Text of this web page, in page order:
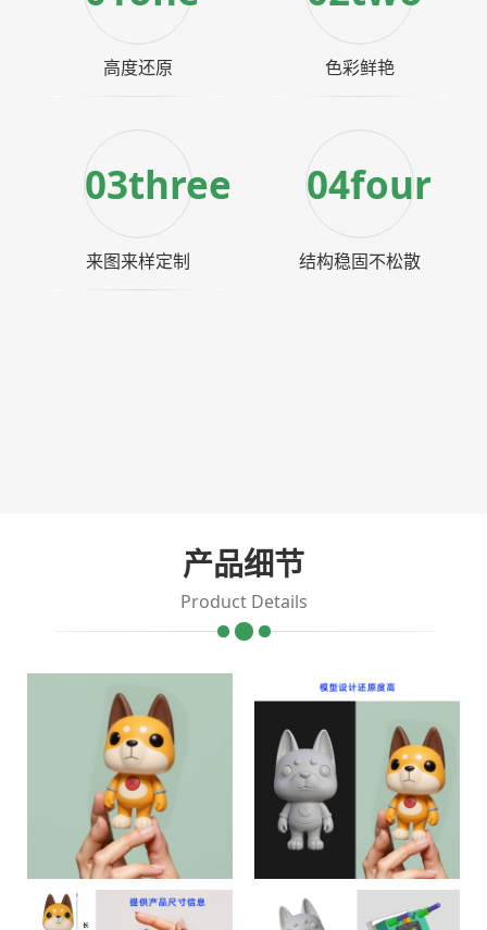
高度还原 色彩鲜艳
03three
来图来样定制
04four
结构稳固不松散
产品细节
Product Details